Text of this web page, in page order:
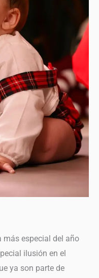
más especial del año
ilusión en el
ya son parte de